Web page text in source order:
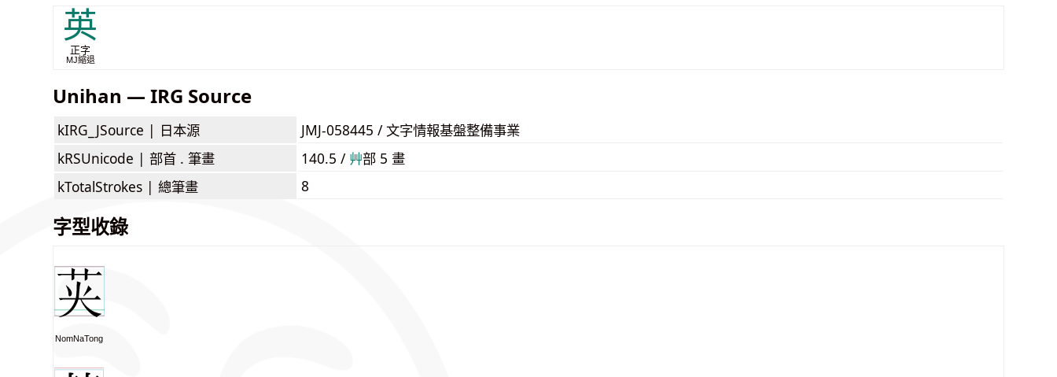
英
正字
MJ縮退
Unihan — IRG Source
kIRG_JSource | 日本源
JMJ-058445 / 文字情報基盤整備事業
kRSUnicode | 部首 . 筆畫 140.5 / ⾋部 5 畫
kTotalStrokes | 總筆畫 8
字型收錄
NomNaTong